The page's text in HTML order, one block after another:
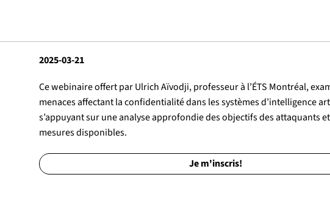
2025-03-21
Ce webinaire offert par Ulrich Aïvodji, professeur à l’ÉTS Montréal,
menaces affectant la confidentialité dans les systèmes d’intelligence
s’appuyant sur une analyse approfondie des objectifs des attaquants
mesures disponibles.
Je m'inscris!